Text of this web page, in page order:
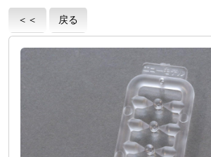
＜＜ 戻る